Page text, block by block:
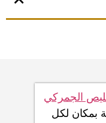
الجمركي
بمكان لكل